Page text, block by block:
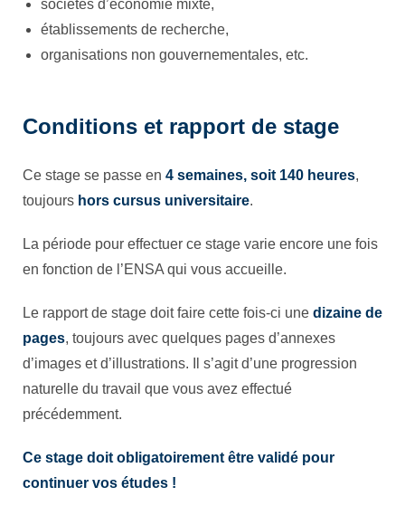
sociétés d’économie mixte,
établissements de recherche,
organisations non gouvernementales, etc.
Conditions et rapport de stage
Ce stage se passe en 4 semaines, soit 140 heures,
toujours hors cursus universitaire.
La période pour effectuer ce stage varie encore une fois
en fonction de l’ENSA qui vous accueille.
Le rapport de stage doit faire cette fois-ci une dizaine de
pages, toujours avec quelques pages d’annexes
d’images et d’illustrations. Il s’agit d’une progression
naturelle du travail que vous avez effectué
précédemment.
Ce stage doit obligatoirement être validé pour
continuer vos études !